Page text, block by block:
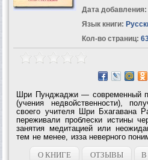
Дата добавления:
Язык книги:
Кол-во страниц:
Шри Пунджаджи — современный
(учения недвойственности),
своего учителя Шри Бхагавана
переживали проблески истины
занятия медитацией или
тем не менее, изза неверного
в эго как просто ещё одно
О КНИГЕ
ОТЗЫВЫ В